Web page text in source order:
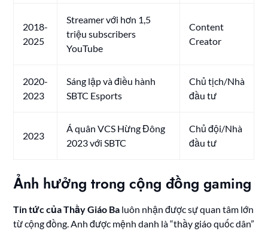
2018-
2025
Streamer với hơn 1,5
triệu subscribers
YouTube
Content
Creator
2020-
2023
Sáng lập và điều hành
SBTC Esports
Chủ tịch/Nhà
đầu tư
2023
Á quân VCS Hừng Đông
2023 với SBTC
Chủ đội/Nhà
đầu tư
Ảnh hưởng trong cộng đồng gaming
Tin tức của Thầy Giáo Ba luôn nhận được sự quan tâm lớn
từ cộng đồng. Anh được mệnh danh là “thầy giáo quốc dân”